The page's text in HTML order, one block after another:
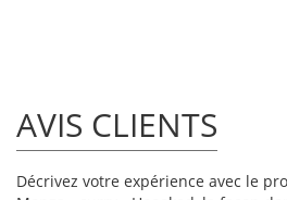
AVIS CLIENTS
Décrivez votre expérience avec le